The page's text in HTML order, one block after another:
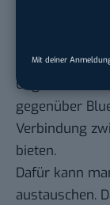
Mit deiner
über die
Gegenstände
gegenüber
Verbindung
bieten.
Dafür kann
austauschen.